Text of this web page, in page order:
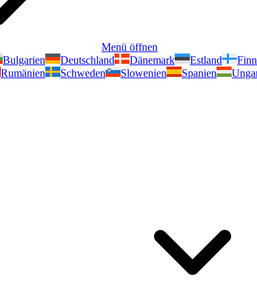
Menü öffnen
Bulgarien Deutschland Dänemark Estland
Rumänien Schweden Slowenien Spanien